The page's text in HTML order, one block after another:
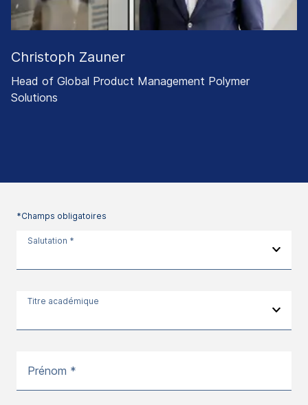
Christoph Zauner
Head of Global Product Management Polymer
Solutions
*Champs obligatoires
Salutation *
Titre académique
Prénom *